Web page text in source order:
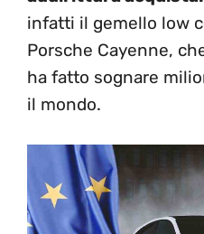
infatti il gemello low
Porsche Cayenne,
ha fatto sognare
il mondo.